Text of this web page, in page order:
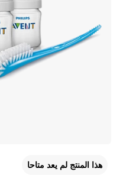
هذا المنتج لم يعد متاحا